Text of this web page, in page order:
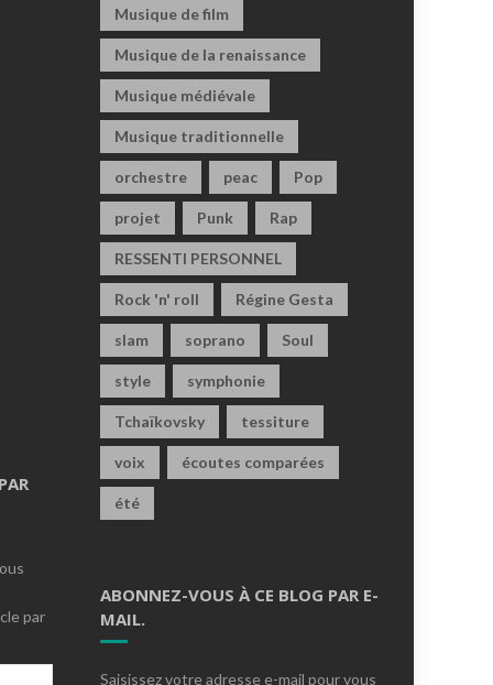
par
Musique de film
Musique de la renaissance
Musique médiévale
Musique traditionnelle
orchestre peac Pop
projet Punk Rap
RESSENTI PERSONNEL
Rock 'n' roll Régine Gesta
slam soprano Soul
style symphonie
Tchaïkovsky tessiture
voix écoutes comparées
été
ABONNEZ-VOUS À CE BLOG PAR E-
MAIL.
Saisissez votre adresse e-mail pour vous